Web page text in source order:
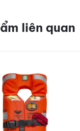
liên quan